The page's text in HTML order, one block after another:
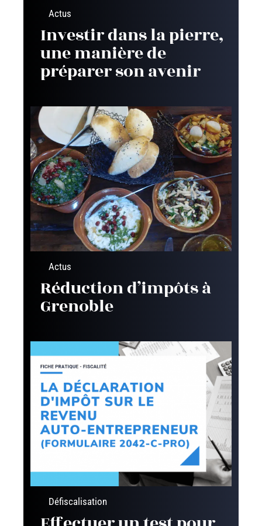
Actus
Investir dans la pierre,
une manière de
préparer son avenir
Actus
Réduction d’impôts à
Grenoble
Défiscalisation